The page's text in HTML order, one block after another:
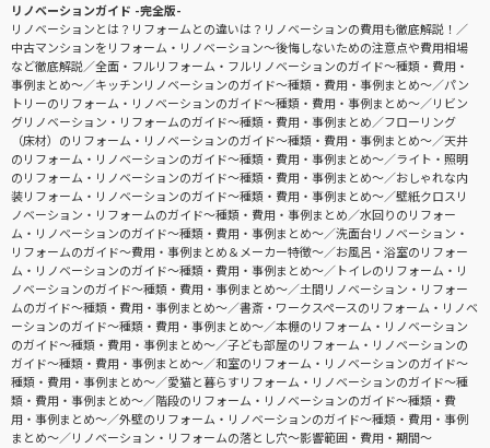
リノベーションガイド -完全版-
リノベーションとは？リフォームとの違いは？リノベーションの費用も徹底解説！
中古マンションをリフォーム・リノベーション〜後悔しないための注意点や費用相場
など徹底解説
全面・フルリフォーム・フルリノベーションのガイド〜種類・費用・
事例まとめ〜
キッチンリノベーションのガイド〜種類・費用・事例まとめ〜
パン
トリーのリフォーム・リノベーションのガイド〜種類・費用・事例まとめ〜
リビン
グリノベーション・リフォームのガイド〜種類・費用・事例まとめ
フローリング
（床材）のリフォーム・リノベーションのガイド〜種類・費用・事例まとめ〜
天井
のリフォーム・リノベーションのガイド〜種類・費用・事例まとめ〜
ライト・照明
のリフォーム・リノベーションのガイド〜種類・費用・事例まとめ〜
おしゃれな内
装リフォーム・リノベーションのガイド〜種類・費用・事例まとめ〜
壁紙クロスリ
ノベーション・リフォームのガイド〜種類・費用・事例まとめ
水回りのリフォー
ム・リノベーションのガイド〜種類・費用・事例まとめ〜
洗面台リノベーション・
リフォームのガイド〜費用・事例まとめ＆メーカー特徴〜
お風呂・浴室のリフォー
ム・リノベーションのガイド〜種類・費用・事例まとめ〜
トイレのリフォーム・リ
ノベーションのガイド〜種類・費用・事例まとめ〜
土間リノベーション・リフォー
ムのガイド〜種類・費用・事例まとめ〜
書斎・ワークスペースのリフォーム・リノベ
ーションのガイド〜種類・費用・事例まとめ〜
本棚のリフォーム・リノベーション
のガイド〜種類・費用・事例まとめ〜
子ども部屋のリフォーム・リノベーションの
ガイド〜種類・費用・事例まとめ〜
和室のリフォーム・リノベーションのガイド〜
種類・費用・事例まとめ〜
愛猫と暮らすリフォーム・リノベーションのガイド〜種
類・費用・事例まとめ〜
階段のリフォーム・リノベーションのガイド〜種類・費
用・事例まとめ〜
外壁のリフォーム・リノベーションのガイド〜種類・費用・事例
まとめ〜
リノベーション・リフォームの落とし穴～影響範囲・費用・期間～